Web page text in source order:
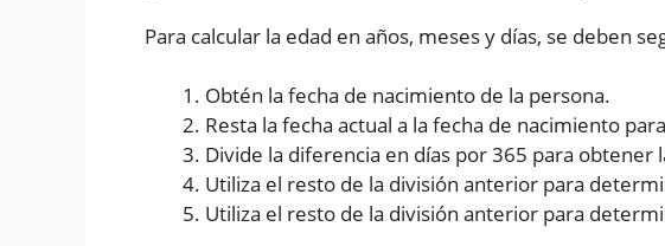
Para calcular la edad en años, meses y días, se deben
Obtén la fecha de nacimiento de la persona.
Resta la fecha actual a la fecha de nacimiento
Divide la diferencia en días por 365 para obtener
Utiliza el resto de la división anterior para
Utiliza el resto de la división anterior para